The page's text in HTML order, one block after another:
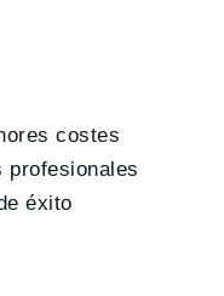
costes
profesionales
éxito